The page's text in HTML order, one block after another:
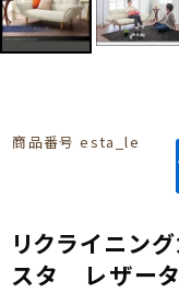
商品番号 esta_le
リクライニン
スタ レザー